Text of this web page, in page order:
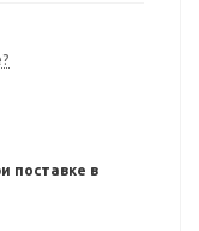
поставке в